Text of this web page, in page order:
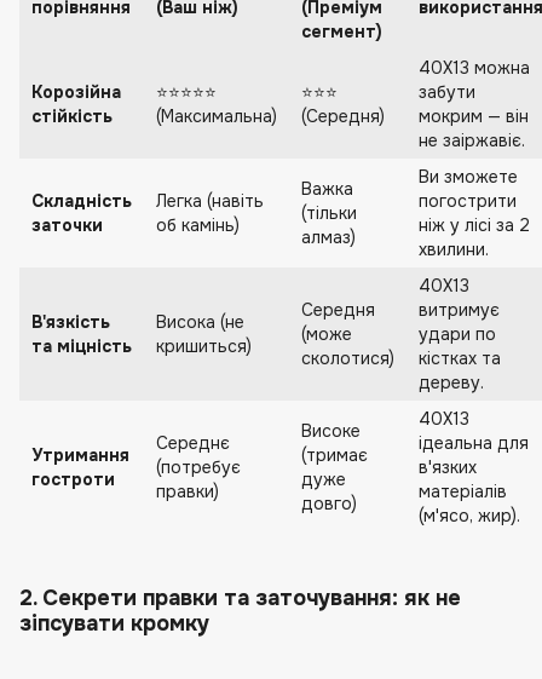
порівняння
(Ваш ніж)
(Преміум
сегмент)
використання
Корозійна
стійкість
⭐⭐⭐⭐⭐
(Максимальна)
⭐⭐⭐
(Середня)
40Х13 можна
забути
мокрим — він
не заіржавіє.
Складність
заточки
Легка (навіть
об камінь)
Важка
(тільки
алмаз)
Ви зможете
погострити
ніж у лісі за 2
хвилини.
В'язкість
та міцність
Висока (не
кришиться)
Середня
(може
сколотися)
40Х13
витримує
удари по
кістках та
дереву.
Утримання
гостроти
Середнє
(потребує
правки)
Високе
(тримає
дуже
довго)
40Х13
ідеальна для
в'язких
матеріалів
(м'ясо, жир).
2. Секрети правки та заточування: як не
зіпсувати кромку